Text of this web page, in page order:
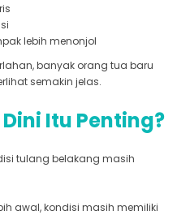
lebih menonjol
banyak orang tua baru
semakin jelas.
Itu Penting?
tulang belakang masih
awal, kondisi masih memiliki